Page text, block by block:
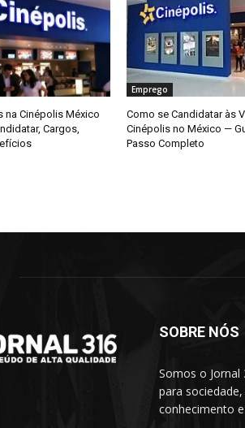
na Cinépolis México
Cargos,
Emprego
Como se Candidatar às
Cinépolis no México —
Passo Completo
SOBRE NÓS
Somos o
para
conhecimento